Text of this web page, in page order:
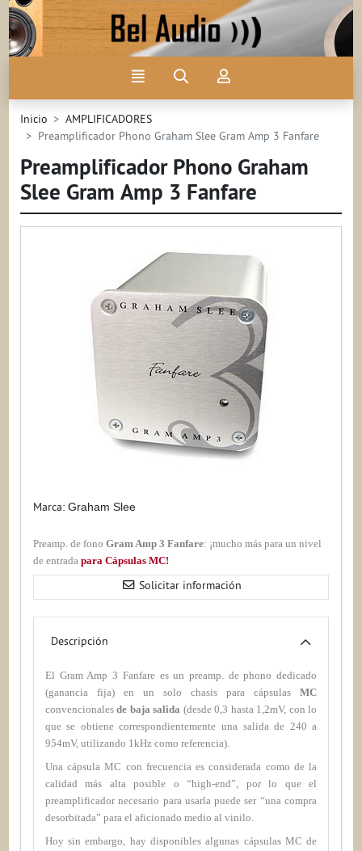
Ir al contenido principal de la página
Menú Búsqueda
Inicio
AMPLIFICADORES
Preamplificador Phono Graham Slee Gram Amp 3 Fanfare
Preamplificador Phono Graham
Slee Gram Amp 3 Fanfare
Marca: Graham Slee
Preamp. de fono Gram Amp 3 Fanfare: ¡mucho más para un nivel
de entrada para Cápsulas MC!
Solicitar información
Descripción
El Gram Amp 3 Fanfare es un preamp. de phono dedicado
(ganancia fija) en un solo chasis para cápsulasMC
convencionalesde baja salida (desde 0,3 hasta 1,2mV, con lo
que se obtiene correspondientemente una salida de 240 a
954mV, utilizando 1kHz como referencia).
Una cápsula MC con frecuencia es considerada como de la
calidad más alta posible o “high-end”, por lo que el
preamplificador necesario para usarla puede ser “una compra
desorbitada” para el aficionado medio al vinilo.
Hoy sin embargo, hay disponibles algunas cápsulas MC de